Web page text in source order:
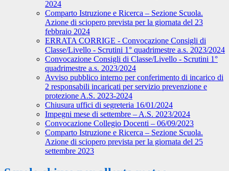
2024
Comparto Istruzione e Ricerca – Sezione Scuola.
Azione di sciopero prevista per la giornata del 23
febbraio 2024
ERRATA CORRIGE - Convocazione Consigli di
Classe/Livello - Scrutini 1° quadrimestre a.s. 2023/2024
Convocazione Consigli di Classe/Livello - Scrutini 1°
quadrimestre a.s. 2023/2024
Avviso pubblico interno per conferimento di incarico di
2 responsabili incaricati per servizio prevenzione e
protezione A.S. 2023-2024
Chiusura uffici di segreteria 16/01/2024
Impegni mese di settembre – A.S. 2023/2024
Convocazione Collegio Docenti – 06/09/2023
Comparto Istruzione e Ricerca – Sezione Scuola.
Azione di sciopero prevista per la giornata del 25
settembre 2023